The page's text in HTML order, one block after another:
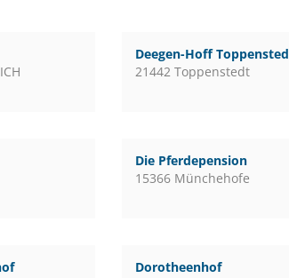
Deegen-Hoff
21442 Toppenstedt
Die Pferdepension
15366 Münchehofe
Dorotheenhof